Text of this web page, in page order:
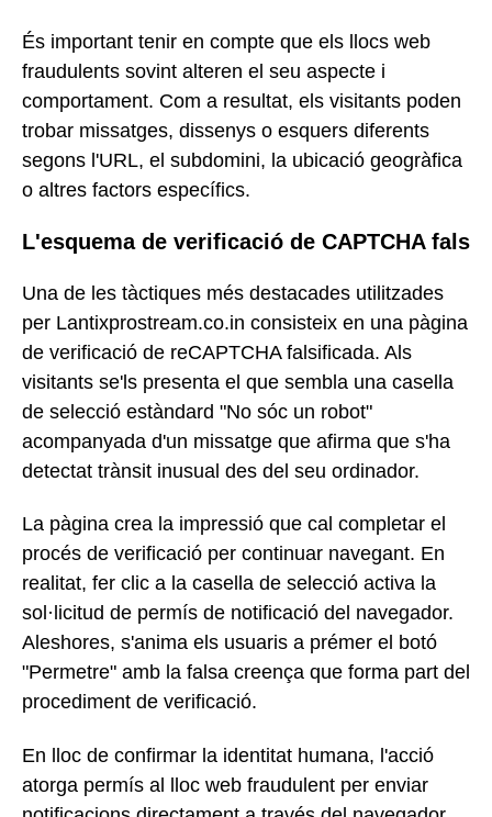
És important tenir en compte que els llocs web
fraudulents sovint alteren el seu aspecte i
comportament. Com a resultat, els visitants poden
trobar missatges, dissenys o esquers diferents
segons l'URL, el subdomini, la ubicació geogràfica
o altres factors específics.
L'esquema de verificació de CAPTCHA fals
Una de les tàctiques més destacades utilitzades
per Lantixprostream.co.in consisteix en una pàgina
de verificació de reCAPTCHA falsificada. Als
visitants se'ls presenta el que sembla una casella
de selecció estàndard "No sóc un robot"
acompanyada d'un missatge que afirma que s'ha
detectat trànsit inusual des del seu ordinador.
La pàgina crea la impressió que cal completar el
procés de verificació per continuar navegant. En
realitat, fer clic a la casella de selecció activa la
sol·licitud de permís de notificació del navegador.
Aleshores, s'anima els usuaris a prémer el botó
"Permetre" amb la falsa creença que forma part del
procediment de verificació.
En lloc de confirmar la identitat humana, l'acció
atorga permís al lloc web fraudulent per enviar